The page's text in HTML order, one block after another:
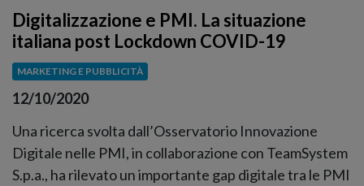
Digitalizzazione e PMI. La situazione
italiana post Lockdown COVID-19
MARKETING E PUBBLICITÀ
12/10/2020
Una ricerca svolta dall’Osservatorio Innovazione
Digitale nelle PMI, in collaborazione con TeamSystem
S.p.a., ha rilevato un importante gap digitale tra le PMI